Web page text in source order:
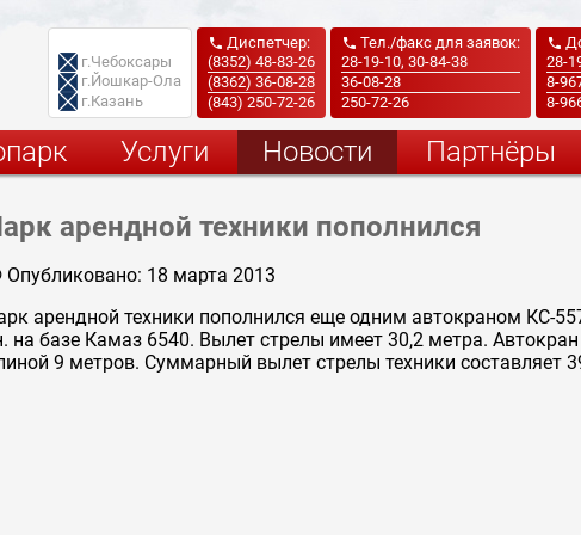
г.Чебоксары
г.Йошкар-Ола
г.Казань
 Диспетчер:
(8352) 48-83-26
(8362) 36-08-28
(843) 250-72-26
 Тел./факс для заявок:
28-19-10, 30-84-38
36-08-28
250-72-26

28-
8-
8-
Услуги Новости Партнёры
арендной техники пополнился
Опубликовано: 18 марта 2013
арендной техники пополнился еще одним автокраном КС-
на базе Камаз 6540. Вылет стрелы имеет 30,2 метра.
9 метров. Суммарный вылет стрелы техники составляет